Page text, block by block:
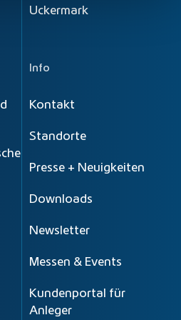
Uckermark
Info
Kontakt
Standorte
Presse + Neuigkeiten
Downloads
Newsletter
Messen & Events
Kundenportal für
Anleger